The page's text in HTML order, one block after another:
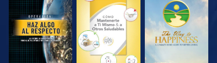
VE VE VE